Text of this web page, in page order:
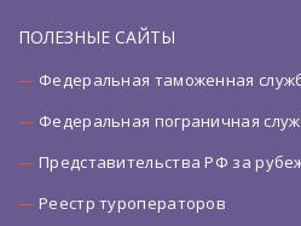
ПОЛЕЗНЫЕ САЙТЫ
Федеральная таможенная
Федеральная пограничная
Представительства РФ за
Реестр туроператоров